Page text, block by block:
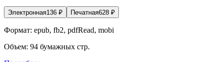
Электронная136 ₽ Печатная628 ₽
Формат: epub, fb2, pdfRead, mobi
Объем: 94 бумажных стр.